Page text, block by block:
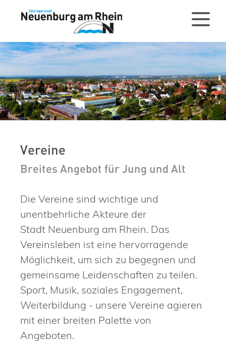
Vereine
Breites Angebot für Jung und Alt
Die Vereine sind wichtige und
unentbehrliche Akteure der
Stadt Neuenburg am Rhein. Das
Vereinsleben ist eine hervorragende
Möglichkeit, um sich zu begegnen und
gemeinsame Leidenschaften zu teilen.
Sport, Musik, soziales Engagement,
Weiterbildung - unsere Vereine agieren
mit einer breiten Palette von
Angeboten.